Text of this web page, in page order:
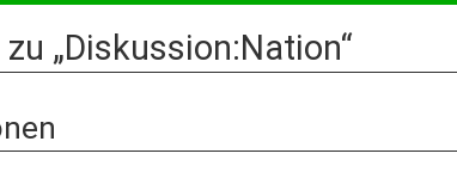
„Diskussion:Nation“